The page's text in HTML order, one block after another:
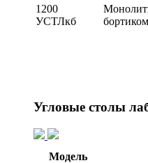
1200
УСТЛкб
бортиком
Угловые столы
Модель